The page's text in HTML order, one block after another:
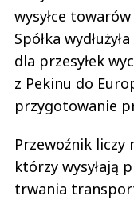
wysyłce
Spółka
dla przesyłek
z Pekinu do
przygotowanie
Przewoźnik
którzy wysyłają
trwania